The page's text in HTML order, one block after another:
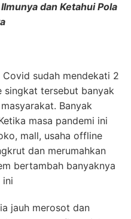
dan Ketahui Pola
sudah mendekati 2
singkat tersebut banyak
Banyak
masa pandemi ini
mall, usaha offline
dan merumahkan
bertambah banyaknya
ini
jauh merosot dan